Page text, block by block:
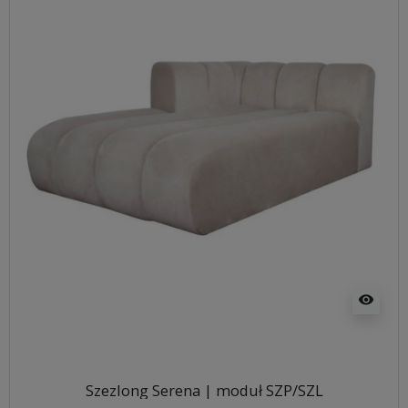
visibility
Szezlong Serena | moduł SZP/SZL